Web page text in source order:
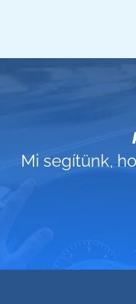
Mi segítünk,